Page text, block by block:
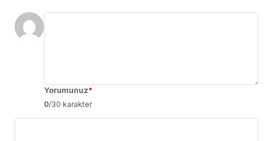
Yorumunuz*
0/30 karakter